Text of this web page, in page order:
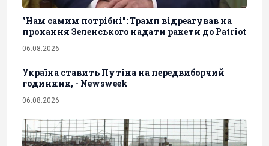
"Нам самим потрібні": Трамп відреагував на
прохання Зеленського надати ракети до Patriot
06.08.2026
Україна ставить Путіна на передвиборчий
годинник, - Newsweek
06.08.2026